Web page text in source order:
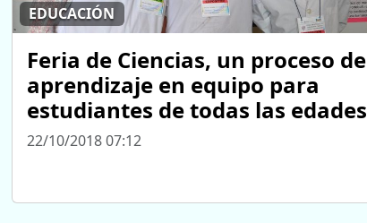
EDUCACIÓN
Feria de Ciencias, un proceso de
aprendizaje en equipo para
estudiantes de todas las edades
22/10/2018 07:12